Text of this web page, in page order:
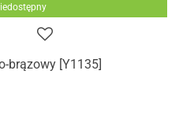
brązowy [Y1135]